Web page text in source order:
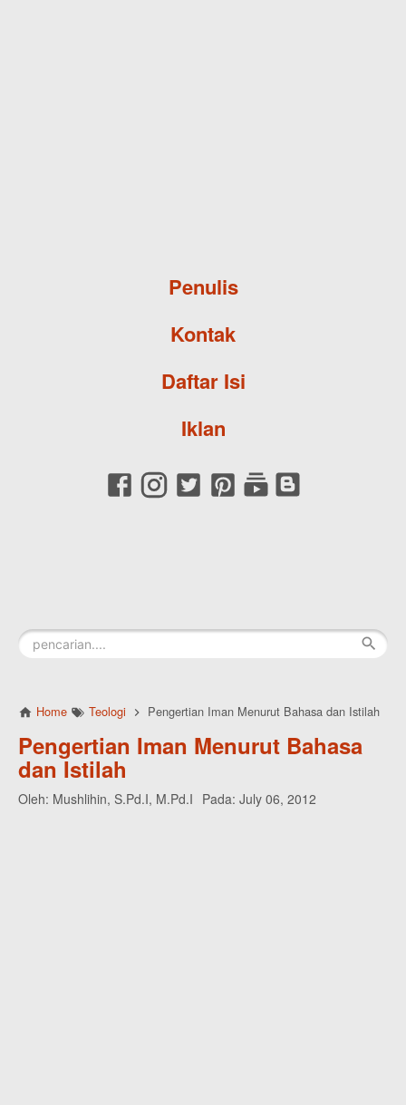
Penulis
Kontak
Daftar Isi
Iklan
Home Teologi Pengertian Iman Menurut Bahasa dan Istilah
Pengertian Iman Menurut Bahasa
dan Istilah
Oleh: Mushlihin, S.Pd.I, M.Pd.I Pada: July 06, 2012